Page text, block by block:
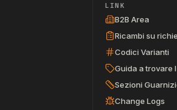
LINK
B2B Area
Ricambi su
Codici Varianti
Guida a trovare
Sezioni
Change Logs